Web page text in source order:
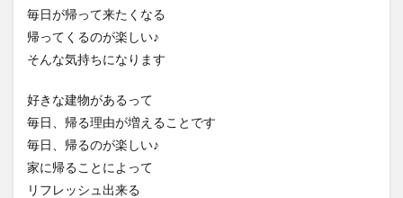
毎日が帰って来たくなる
帰ってくるのが楽しい♪
そんな気持ちになります
好きな建物があるって
毎日、帰る理由が増えることです
毎日、帰るのが楽しい♪
家に帰ることによって
リフレッシュ出来る